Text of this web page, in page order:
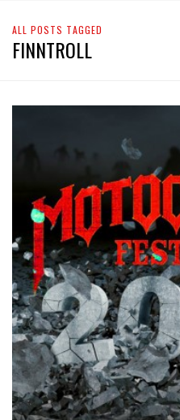
ALL POSTS TAGGED
FINNTROLL